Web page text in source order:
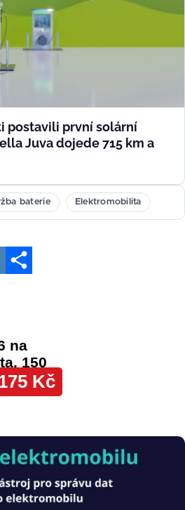
postavili první solární
Juva dojede 715 km a
baterie Elektromobilita